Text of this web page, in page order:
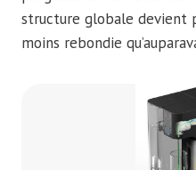
structure globale devient
moins rebondie